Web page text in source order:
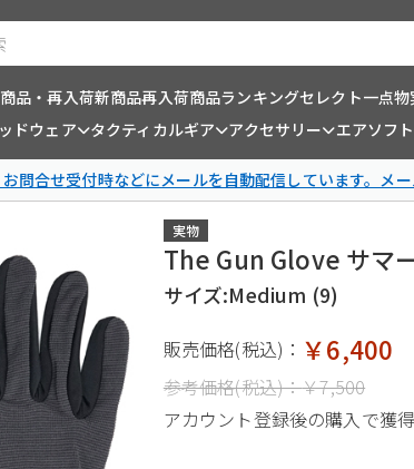
品・再入荷新商品再入荷商品ランキングセレクト一点物
ドウェア タクティカルギア アクセサリー エアソフ
お問合せ受付時などにメールを自動配信しています。メ
実物
The Gun Glove サマ
サイズ:Medium (9)
販売価格(税込)： ￥6,400
参考価格(税込)：￥7,500
アカウント登録後の購入で獲